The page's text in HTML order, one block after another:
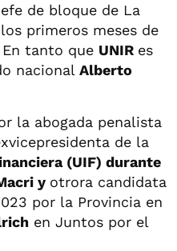
de bloque de La
primeros meses de
En tanto que UNIR es
nacional Alberto
la abogada penalista
de la
(UIF) durante
y otrora candidata
por la Provincia en
en Juntos por el